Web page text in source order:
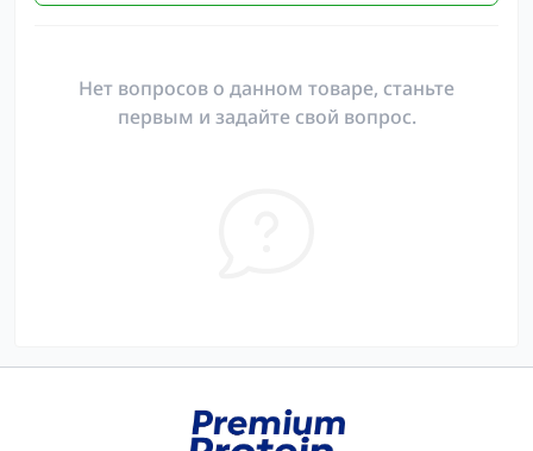
Нет вопросов о данном товаре, станьте
первым и задайте свой вопрос.